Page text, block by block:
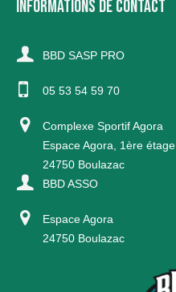
INFORMATIONS DE CONTACT
BBD SASP PRO
05 53 54 59 70
Complexe Sportif Agora
Espace Agora, 1ère étage
24750 Boulazac
BBD ASSO
Espace Agora
24750 Boulazac